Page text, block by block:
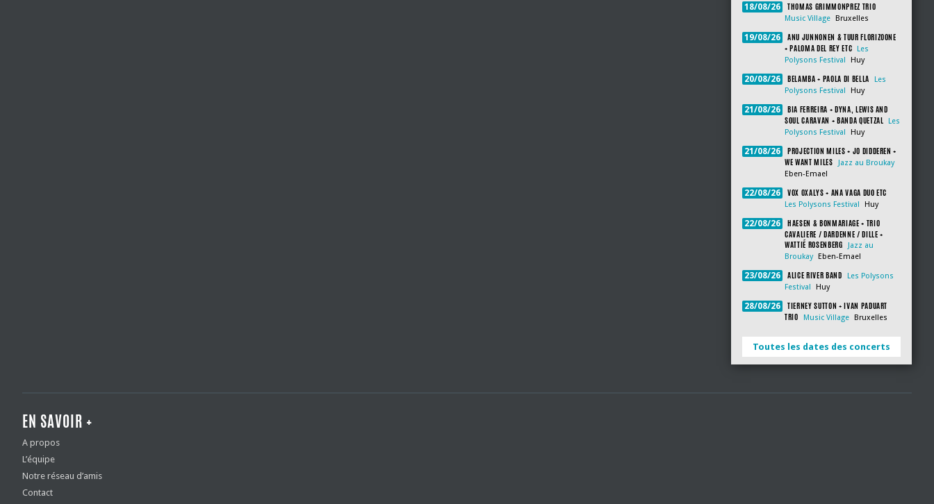
18/08/26 THOMAS GRIMMONPREZ TRIO
Music Village Bruxelles
19/08/26
ANU JUNNONEN & TUUR FLORIZOONE
+ PALOMA DEL REY ETC
Les
Polysons Festival
Huy
20/08/26 BELAMBA + PAOLA DI BELLA
Les
Polysons Festival
Huy
21/08/26
BIA FERREIRA + DYNA, LEWIS AND
SOUL CARAVAN + BANDA QUETZAL
Les
Polysons Festival
Huy
21/08/26
PROJECTION MILES + JO DIDDEREN +
WE WANT MILES
Jazz au Broukay
Eben-Emael
22/08/26 VOX OXALYS + ANA VAGA DUO ETC
Les Polysons Festival Huy
22/08/26
HAESEN & BONMARIAGE + TRIO
CAVALIERE / DARDENNE / DILLE +
WATTIÉ ROSENBERG
Jazz au
Broukay
Eben-Emael
23/08/26 ALICE RIVER BAND
Les Polysons
Festival
Huy
28/08/26
TIERNEY SUTTON + IVAN PADUART
TRIO
Music Village Bruxelles
Toutes les dates des concerts
EN SAVOIR +
A propos
L’équipe
Notre réseau d’amis
Contact